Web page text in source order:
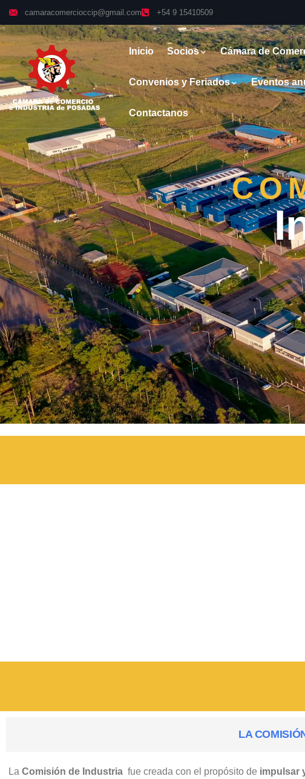
camaracomercioccip@gmail.com +54 9 15410509
Inicio Socios Cámara de
Convenios y Feriados Eventos
Contactanos
LA
La Comisión de Industria fue creada con el propósito de impulsar